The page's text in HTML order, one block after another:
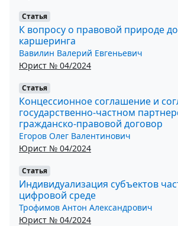
Статья
К вопросу о правовой природе
каршеринга
Вавилин Валерий Евгеньевич
Юрист № 04/2024
Статья
Концессионное соглашение и
государственно-частном
гражданско-правовой договор
Егоров Олег Валентинович
Юрист № 04/2024
Статья
Индивидуализация субъектов
цифровой среде
Трофимов Антон Александрович
Юрист № 04/2024